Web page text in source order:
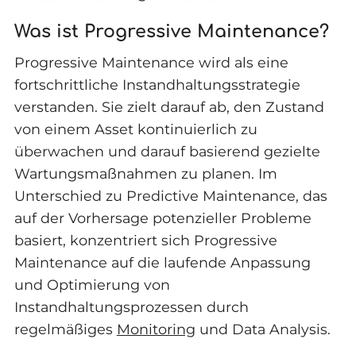
Was ist Progressive Maintenance?
Progressive Maintenance wird als eine
fortschrittliche Instandhaltungsstrategie
verstanden. Sie zielt darauf ab, den Zustand
von einem Asset kontinuierlich zu
überwachen und darauf basierend gezielte
Wartungsmaßnahmen zu planen. Im
Unterschied zu Predictive Maintenance, das
auf der Vorhersage potenzieller Probleme
basiert, konzentriert sich Progressive
Maintenance auf die laufende Anpassung
und Optimierung von
Instandhaltungsprozessen durch
regelmäßiges Monitoring und Data Analysis.